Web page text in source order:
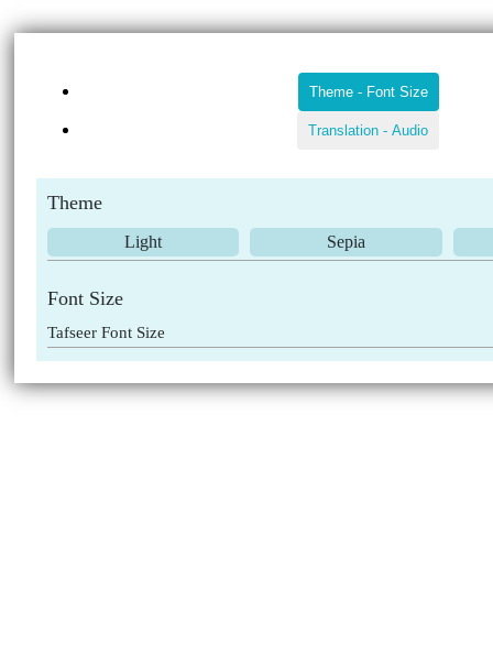
Theme -Font Size
Translation - Audio
Theme
Light Sepia
Font Size
Tafseer Font Size